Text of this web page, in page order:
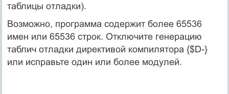
таблицы отладки).
Возможно, программа содержит более 65536
имен или 65536 строк. Отключите генерацию
таблич отладки директивой компилятора {$D-}
или исправьте один или более модулей.